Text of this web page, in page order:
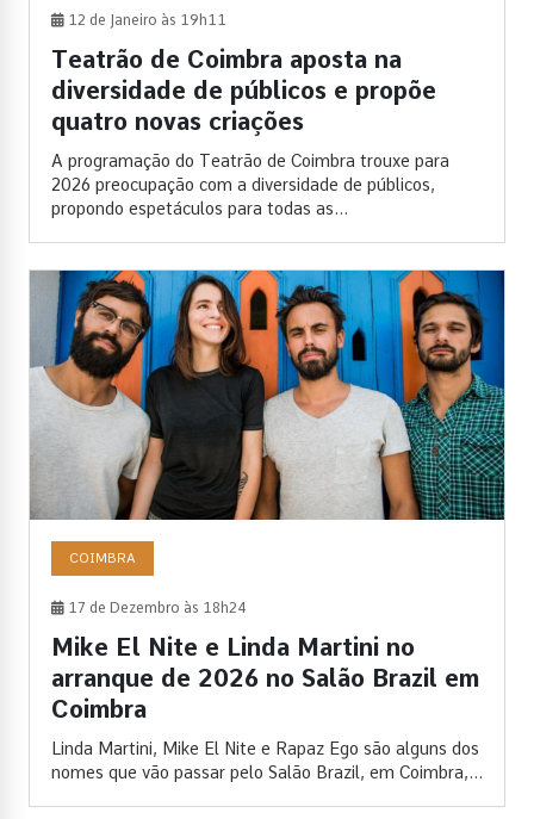
12 de Janeiro às 19h11
Teatrão de Coimbra aposta na
diversidade de públicos e propõe
quatro novas criações
A programação do Teatrão de Coimbra trouxe para
2026 preocupação com a diversidade de públicos,
propondo espetáculos para todas as...
COIMBRA
17 de Dezembro às 18h24
Mike El Nite e Linda Martini no
arranque de 2026 no Salão Brazil em
Coimbra
Linda Martini, Mike El Nite e Rapaz Ego são alguns dos
nomes que vão passar pelo Salão Brazil, em Coimbra,...